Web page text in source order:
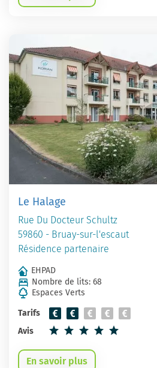
Le Halage
Rue Du Docteur Schultz
59860 - Bruay-sur-l'escaut
Résidence partenaire
EHPAD
Nombre de lits: 68
Espaces Verts
Tarifs
Avis
En savoir plus